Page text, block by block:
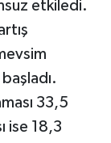
etkiledi.
33,5
ise 18,3